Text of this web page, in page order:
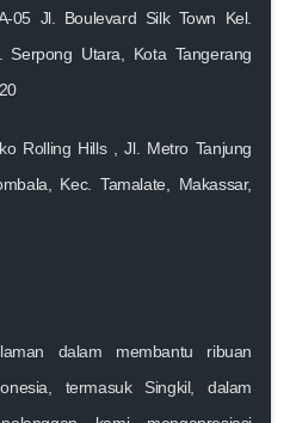
05 Jl. Boulevard Silk Town Kel.
Serpong Utara, Kota Tangerang
Rolling Hills
, Jl. Metro Tanjung
Kec. Tamalate, Makassar,
dalam membantu ribuan
termasuk Singkil, dalam